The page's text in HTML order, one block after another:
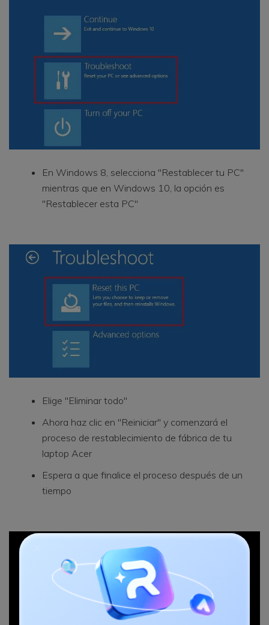
En Windows 8, selecciona "Restablecer tu PC"
mientras que en Windows 10, la opción es
"Restablecer esta PC"
Elige "Eliminar todo"
Ahora haz clic en "Reiniciar" y comenzará el
proceso de restablecimiento de fábrica de tu
laptop Acer
Espera a que finalice el proceso después de un
tiempo